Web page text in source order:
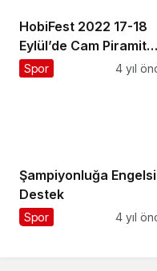
HobiFest 2022 17-18
Eylül’de Cam Piramit
alanında
Spor 4 yıl
Şampiyonluğa
Destek
Spor 4 yıl